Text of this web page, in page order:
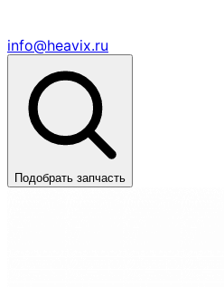
info@heavix.ru
Подобрать запчасть